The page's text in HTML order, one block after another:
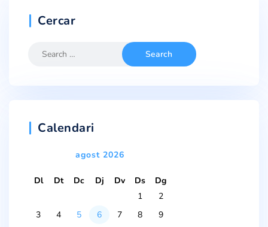
Cercar
Calendari
agost 2026
Dl Dt Dc Dj Dv Ds
Dg
1
2
3
4 5 6 7 8 9